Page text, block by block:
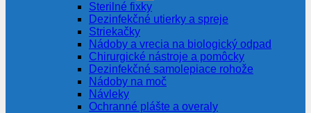
Sterilné fixky
Dezinfekčné utierky a spreje
Striekačky
Nádoby a vrecia na biologický odpad
Chirurgické nástroje a pomôcky
Dezinfekčné samolepiace rohože
Nádoby na moč
Návleky
Ochranné plášte a overaly